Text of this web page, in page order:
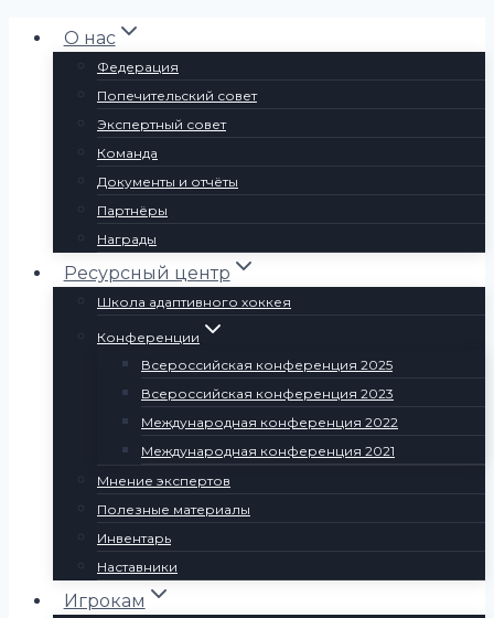
ПерейтиО нас
Федерация
Попечительский совет
Экспертный совет
Команда
Документы и отчёты
Партнёры
Награды
Ресурсный центр
Школа адаптивного хоккея
Конференции
Всероссийская конференция 2025
Всероссийская конференция 2023
Международная конференция 2022
Международная конференция 2021
Мнение экспертов
Полезные материалы
Инвентарь
Наставники
Игрокам